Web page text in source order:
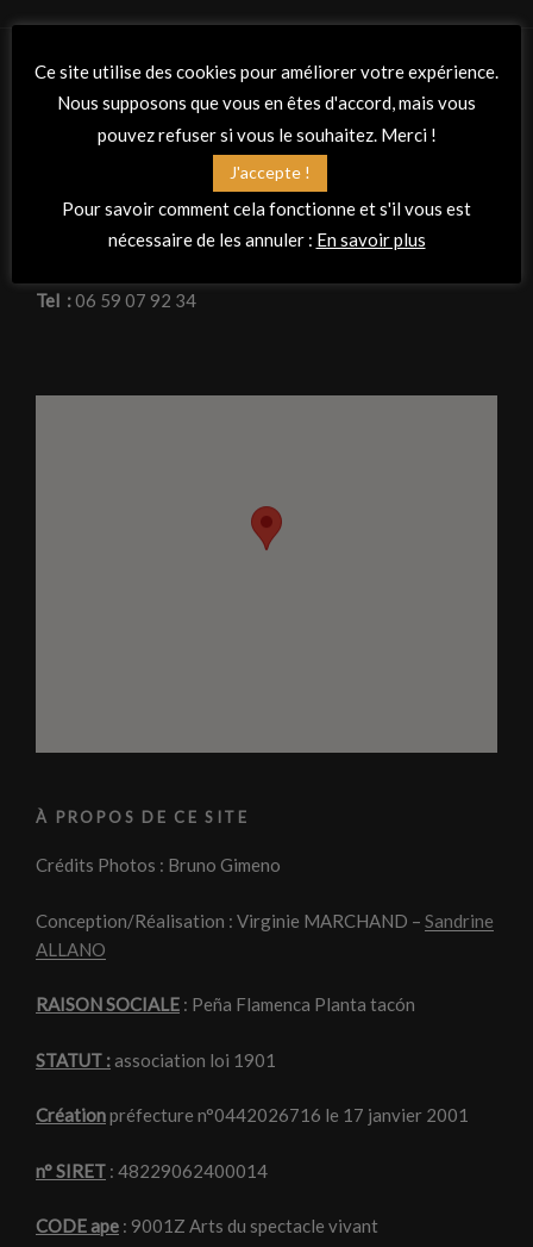
RETROUVEZ-NOUS
La Peña Flamenca « Planta tacón »
Espace de la Morvandière, 23 rue de mauves
44470 Thouaré-sur-Loire
Tel :06 59 07 92 34
À PROPOS DE CE SITE
Crédits Photos : Bruno Gimeno
Conception/Réalisation : Virginie MARCHAND – Sandrine
ALLANO
RAISON SOCIALE : Peña Flamenca Planta tacón
STATUT :association loi 1901
Créationpréfecture n°0442026716 le 17 janvier 2001
n° SIRET : 48229062400014
CODE ape : 9001Z Arts du spectacle vivant
Ce site utilise des cookies pour améliorer votre expérience.
Nous supposons que vous en êtes d'accord, mais vous
pouvez refuser si vous le souhaitez. Merci !
J'accepte !
Pour savoir comment cela fonctionne et s'il vous est
nécessaire de les annuler : En savoir plus